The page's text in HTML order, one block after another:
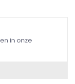
in onze